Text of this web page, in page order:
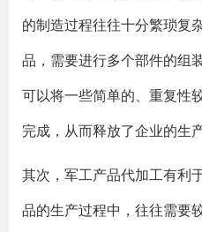
的制造过程往往十分繁琐复
品，需要进行多个部件的组
可以将一些简单的、重复性
完成，从而释放了企业的生
其次，军工产品代加工有利
品的生产过程中，往往需要